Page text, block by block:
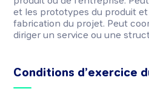
et les prototypes du produit et
fabrication du projet. Peut
diriger un service ou une
Conditions d’exercice